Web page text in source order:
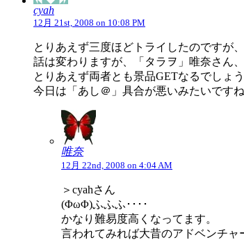
cyah
12月 21st, 2008 on 10:08 PM
とりあえず三度ほどトライしたのですが
話は変わりますが、「タラヲ」唯奈さん
とりあえず両者とも景品GETなるでしょ
今日は「あし＠」具合が悪いみたいです
唯奈
12月 22nd, 2008 on 4:04 AM
＞cyahさん
(ΦωΦ)ふふふ････
かなり難易度高くなってます。
言われてみれば大昔のアドベンチャ